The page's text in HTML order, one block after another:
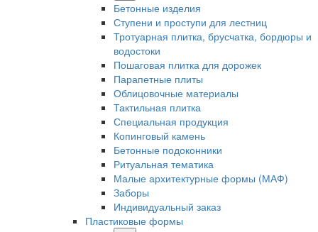
Бетонные изделия
Ступени и проступи для лестниц
Тротуарная плитка, брусчатка, бордюры и
водостоки
Пошаговая плитка для дорожек
Парапетные плиты
Облицовочные материалы
Тактильная плитка
Специальная продукция
Копинговый камень
Бетонные подоконники
Ритуальная тематика
Малые архитектурные формы (МАФ)
Заборы
Индивидуальный заказ
Пластиковые формы